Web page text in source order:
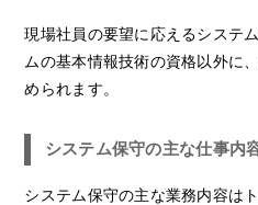
現場社員の要望に応えるシステ
ムの基本情報技術の資格以外に
められます。
システム保守の主な仕事内
システム保守の主な業務内容は